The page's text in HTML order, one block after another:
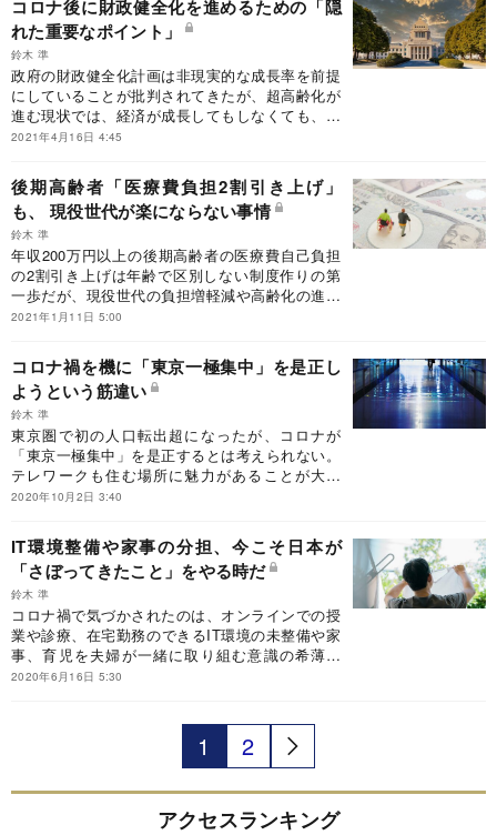
コロナ後に財政健全化を進めるための「隠
れた重要なポイント」
鈴木 準
政府の財政健全化計画は非現実的な成長率を前提
にしていることが批判されてきたが、超高齢化が
進む現状では、経済が成長してもしなくても、歳
出、歳入の両面からの改革が必要だ。
2021年4月16日 4:45
後期高齢者「医療費負担2割引き上げ」
も、 現役世代が楽にならない事情
鈴木 準
年収200万円以上の後期高齢者の医療費自己負担
の2割引き上げは年齢で区別しない制度作りの第
一歩だが、現役世代の負担増軽減や高齢化の進捗
を考えると対象になる所得の線引きや実施のやり
2021年1月11日 5:00
コロナ禍を機に「東京一極集中」を是正し
ようという筋違い
鈴木 準
東京圏で初の人口転出超になったが、コロナが
「東京一極集中」を是正するとは考えられない。
テレワークも住む場所に魅力があることが大事
で、その努力をする地域にこそチャンスがある。
2020年10月2日 3:40
IT環境整備や家事の分担、今こそ日本が
「さぼってきたこと」をやる時だ
鈴木 準
コロナ禍で気づかされたのは、オンラインでの授
業や診療、在宅勤務のできるIT環境の未整備や家
事、育児を夫婦が一緒に取り組む意識の希薄さ
だ。コロナ以前にさぼっていた課題にまずは取り
2020年6月16日 5:30
1 2
アクセスランキング